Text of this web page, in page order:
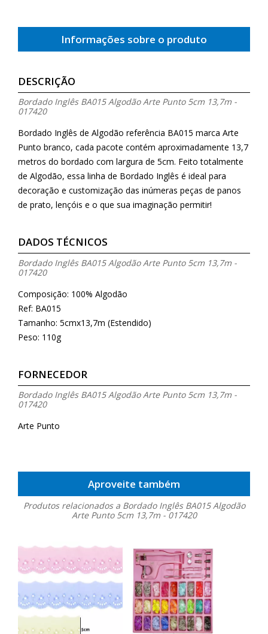
Informações sobre o produto
DESCRIÇÃO
Bordado Inglês BA015 Algodão Arte Punto 5cm 13,7m -
017420
Bordado Inglês de Algodão referência BA015 marca Arte
Punto branco, cada pacote contém aproximadamente 13,7
metros do bordado com largura de 5cm. Feito totalmente
de Algodão, essa linha de Bordado Inglês é ideal para
decoração e customização das inúmeras peças de panos
de prato, lençóis e o que sua imaginação permitir!
DADOS TÉCNICOS
Bordado Inglês BA015 Algodão Arte Punto 5cm 13,7m -
017420
Composição: 100% Algodão
Ref: BA015
Tamanho: 5cmx13,7m (Estendido)
Peso: 110g
FORNECEDOR
Bordado Inglês BA015 Algodão Arte Punto 5cm 13,7m -
017420
Arte Punto
Aproveite também
Produtos relacionados a Bordado Inglês BA015 Algodão
Arte Punto 5cm 13,7m - 017420